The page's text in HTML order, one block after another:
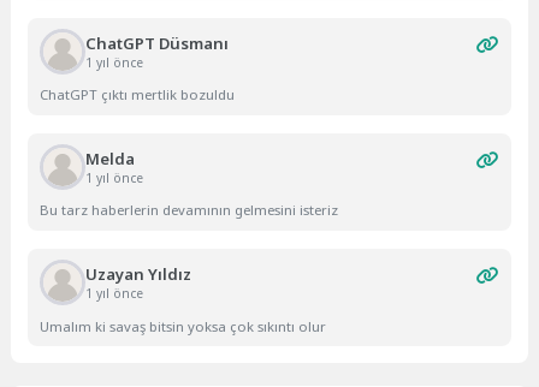
ChatGPT Düsmanı
1 yıl önce
ChatGPT çıktı mertlik bozuldu
Melda
1 yıl önce
Bu tarz haberlerin devamının gelmesini isteriz
Uzayan Yıldız
1 yıl önce
Umalım ki savaş bitsin yoksa çok sıkıntı olur